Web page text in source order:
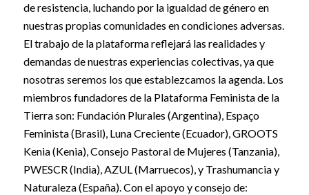
de resistencia, luchando por la igualdad de género en
nuestras propias comunidades en condiciones adversas.
El trabajo de la plataforma reflejará las realidades y
demandas de nuestras experiencias colectivas, ya que
nosotras seremos los que establezcamos la agenda. Los
miembros fundadores de la Plataforma Feminista de la
Tierra son: Fundación Plurales (Argentina), Espaço
Feminista (Brasil), Luna Creciente (Ecuador), GROOTS
Kenia (Kenia), Consejo Pastoral de Mujeres (Tanzania),
PWESCR (India), AZUL (Marruecos), y Trashumancia y
Naturaleza (España). Con el apoyo y consejo de: